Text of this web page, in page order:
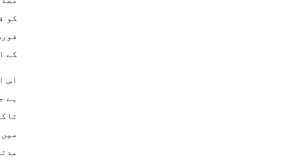
کو
کے
اس
ہے